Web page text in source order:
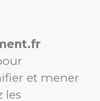
et mener
les